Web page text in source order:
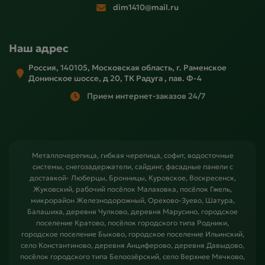
dim1410@mail.ru
Наш адрес
Россия, 140105, Московская область, г. Раменское
Донинское шоссе, д 20, ТК Радуга , пав. Ф-4
Прием интернет-заказов 24/7
Металлочерепица, гибкая черепица, софит, водосточные
системы, снегозадержатели, сайдинг, фасадные панели с
доставкой- Люберцы, Бронницы, Куровское, Воскресенск,
Жуковский, рабочий посёлок Малаховка, посёлок Гжель,
микрорайон Железнодорожный, Орехово-Зуево, Шатура,
Балашиха, деревня Чулково, деревня Марусино, городское
поселение Кратово, посёлок городского типа Родники,
городское поселение Быково, городское поселение Ильинский,
село Константиново, деревня Анциферово, деревня Давыдово,
посёлок городского типа Белоозёрский, село Верхнее Мячково,